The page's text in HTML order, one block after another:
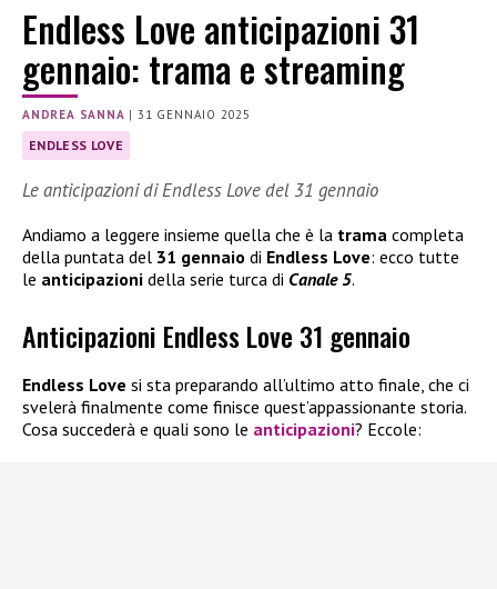
Endless Love anticipazioni 31
gennaio: trama e streaming
ANDREA SANNA |31 GENNAIO 2025
ENDLESS LOVE
Le anticipazioni di Endless Love del 31 gennaio
Andiamo a leggere insieme quella che è la trama completa
della puntata del 31 gennaio di Endless Love: ecco tutte
le anticipazioni della serie turca di Canale 5.
Anticipazioni Endless Love 31 gennaio
Endless Love si sta preparando all’ultimo atto finale, che ci
svelerà finalmente come finisce quest’appassionante storia.
Cosa succederà e quali sono le anticipazioni? Eccole: